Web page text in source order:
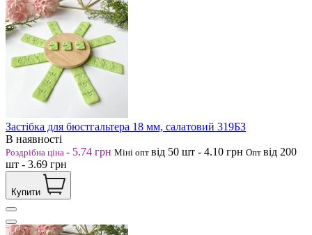
Застібка для бюстгальтера 18 мм, салатовий 319БЗ
В наявності
Роздрібна ціна - 5.74 грн Міні опт від 50 шт - 4.10 грн Опт від 200
шт - 3.69 грн
Купити